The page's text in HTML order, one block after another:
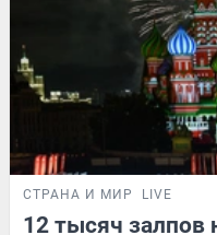
СТРАНА И МИР LIVE
12 тысяч залпов